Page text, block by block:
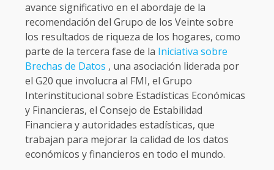
avance significativo en el abordaje de la
recomendación del Grupo de los Veinte sobre
los resultados de riqueza de los hogares, como
parte de la tercera fase de la Iniciativa sobre
Brechas de Datos , una asociación liderada por
el G20 que involucra al FMI, el Grupo
Interinstitucional sobre Estadísticas Económicas
y Financieras, el Consejo de Estabilidad
Financiera y autoridades estadísticas, que
trabajan para mejorar la calidad de los datos
económicos y financieros en todo el mundo.